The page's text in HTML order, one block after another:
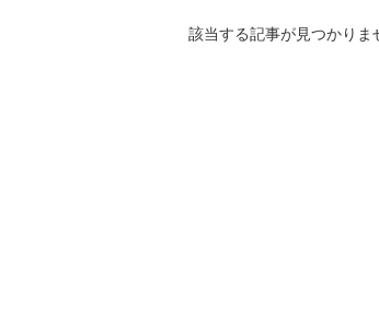
該当する記事が見つかりま